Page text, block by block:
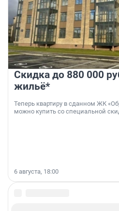
Скидка до 880 000
жильё*
Теперь квартиру в сданном ЖК
можно купить со специальной
6 августа, 18:00